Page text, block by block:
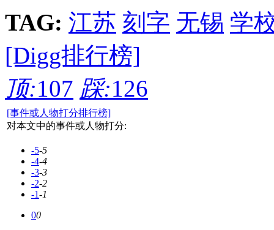
TAG: 江苏 刻字 无锡 学
[Digg排行榜]
顶:107 踩:126
[事件或人物打分排行榜]
对本文中的事件或人物打分:
-5-5
-4-4
-3-3
-2-2
-1-1
00